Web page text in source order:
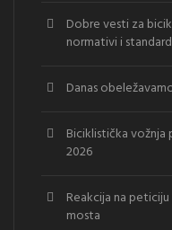
Dobre vesti za
normativi i
Danas
Biciklistička
2026
Reakcija na
mosta